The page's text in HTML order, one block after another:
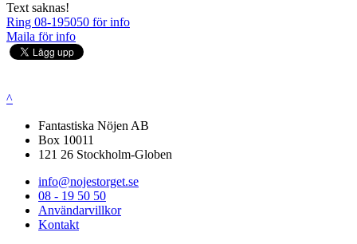
Text saknas!
Ring 08-195050 för info
Maila för info
^
Fantastiska Nöjen AB
Box 10011
121 26 Stockholm-Globen
info@nojestorget.se
08 - 19 50 50
Användarvillkor
Kontakt